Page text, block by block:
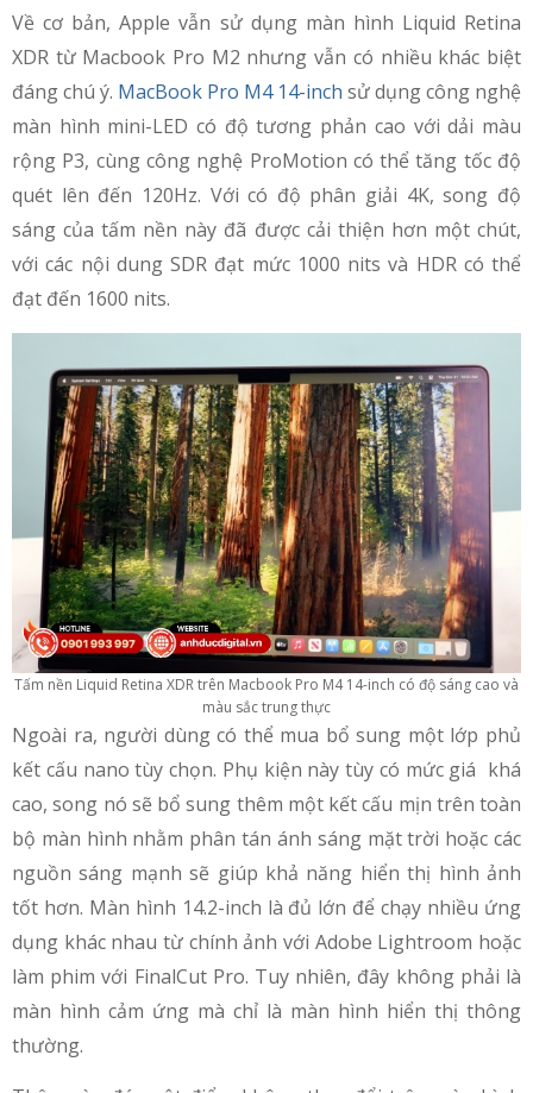
Về cơ bản, Apple vẫn sử dụng màn hình Liquid Retina
XDR từ Macbook Pro M2 nhưng vẫn có nhiều khác biệt
đáng chú ý. MacBook Pro M4 14-inch sử dụng công nghệ
màn hình mini-LED có độ tương phản cao với dải màu
rộng P3, cùng công nghệ ProMotion có thể tăng tốc độ
quét lên đến 120Hz. Với có độ phân giải 4K, song độ
sáng của tấm nền này đã được cải thiện hơn một chút,
với các nội dung SDR đạt mức 1000 nits và HDR có thể
đạt đến 1600 nits.
Tấm nền Liquid Retina XDR trên Macbook Pro M4 14-inch có độ sáng cao và
màu sắc trung thực
Ngoài ra, người dùng có thể mua bổ sung một lớp phủ
kết cấu nano tùy chọn. Phụ kiện này tùy có mức giá khá
cao, song nó sẽ bổ sung thêm một kết cấu mịn trên toàn
bộ màn hình nhằm phân tán ánh sáng mặt trời hoặc các
nguồn sáng mạnh sẽ giúp khả năng hiển thị hình ảnh
tốt hơn. Màn hình 14.2-inch là đủ lớn để chạy nhiều ứng
dụng khác nhau từ chính ảnh với Adobe Lightroom hoặc
làm phim với FinalCut Pro. Tuy nhiên, đây không phải là
màn hình cảm ứng mà chỉ là màn hình hiển thị thông
thường.